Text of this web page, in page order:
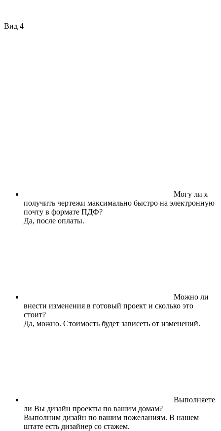
Вид 4
Могу ли я
получить чертежи максимально быстро на электронную
почту в формате ПДФ?
Да, после оплаты.
Можно ли
внести изменения в готовый проект и сколько это
стоит?
Да, можно. Стоимость будет зависеть от изменений.
Выполняете
ли Вы дизайн проекты по вашим домам?
Выполним дизайн по вашим пожеланиям. В нашем
штате есть дизайнер со стажем.